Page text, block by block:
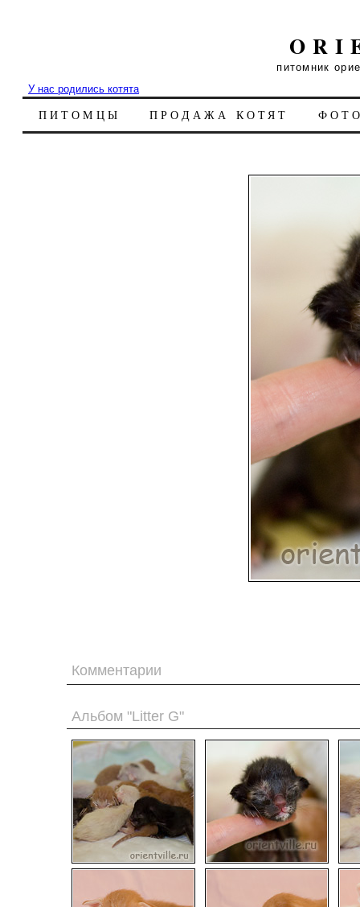
питомник
У нас родились котята
ПИТОМЦЫ ПРОДАЖА КОТЯТ
Комментарии
Альбом "Litter G"